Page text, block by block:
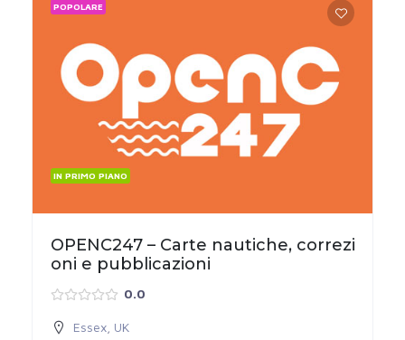
POPOLARE
IN PRIMO PIANO
OPENC247 – Carte nautiche, correzi
oni e pubblicazioni
0.0
Essex UK